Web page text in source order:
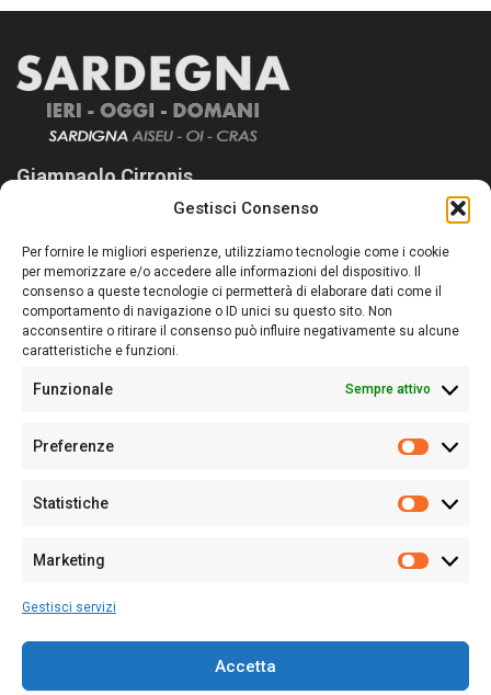
Gestisci Consenso
Per fornire le migliori esperienze, utilizziamo tecnologie come i cookie
per memorizzare e/o accedere alle informazioni del dispositivo. Il
consenso a queste tecnologie ci permetterà di elaborare dati come il
comportamento di navigazione o ID unici su questo sito. Non
acconsentire o ritirare il consenso può influire negativamente su alcune
caratteristiche e funzioni.
Funzionale Sempre attivo
Preferenze
Statistiche
Marketing
Gestisci servizi
Accetta
Giampaolo Cirronis
Sardegna Ieri-Oggi-Domani nasce per informare “liberamente” i
lettori su quanto accade in Sardegna, con un occhio rivolto al
nostro passato e, soprattutto, al nostro futuro
Follow Us
Sede:Via Cristoforo Colombo 09013 Carbonia
Partita IVA02270380922
128/2020 del 10/02/2020
Per la Pubblicità: